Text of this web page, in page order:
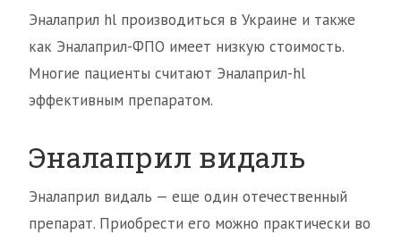
Эналаприл hl производиться в Украине и также
как Эналаприл-ФПО имеет низкую стоимость.
Многие пациенты считают Эналаприл-hl
эффективным препаратом.
Эналаприл видаль
Эналаприл видаль — еще один отечественный
препарат. Приобрести его можно практически во